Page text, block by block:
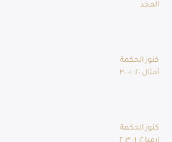
المجد
كنوز الحكمة
أمثال ٢٠: ١- ٣٠
كنوز الحكمة